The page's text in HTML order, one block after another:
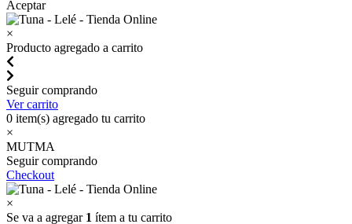
Aceptar
×
Producto agregado a carrito
Seguir comprando
Ver carrito
0 item(s) agregado tu carrito
×
MUTMA
Seguir comprando
Checkout
×
Se va a agregar 1 ítem a tu carrito